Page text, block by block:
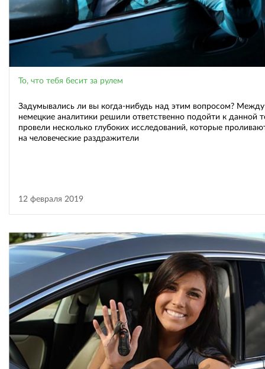
То, что тебя бесит за рулем
Задумывались ли вы когда-нибудь над этим вопросом?
немецкие аналитики решили ответственно подойти к данной
провели несколько глубоких исследований, которые
на человеческие раздражители
12 февраля 2019